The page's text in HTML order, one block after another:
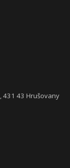
431 43 Hrušovany